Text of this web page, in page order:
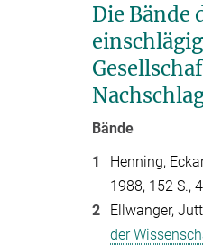
Die Bände
Bände
1
Henning,
1988, 152 S.,
2
Ellwanger,
der